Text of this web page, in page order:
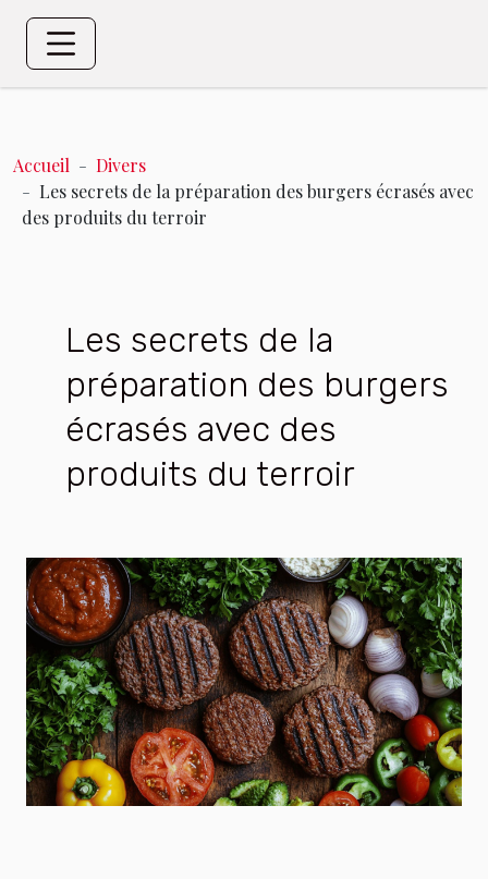
Accueil
Divers
Les secrets de la préparation des burgers écrasés avec
des produits du terroir
Les secrets de la
préparation des burgers
écrasés avec des
produits du terroir